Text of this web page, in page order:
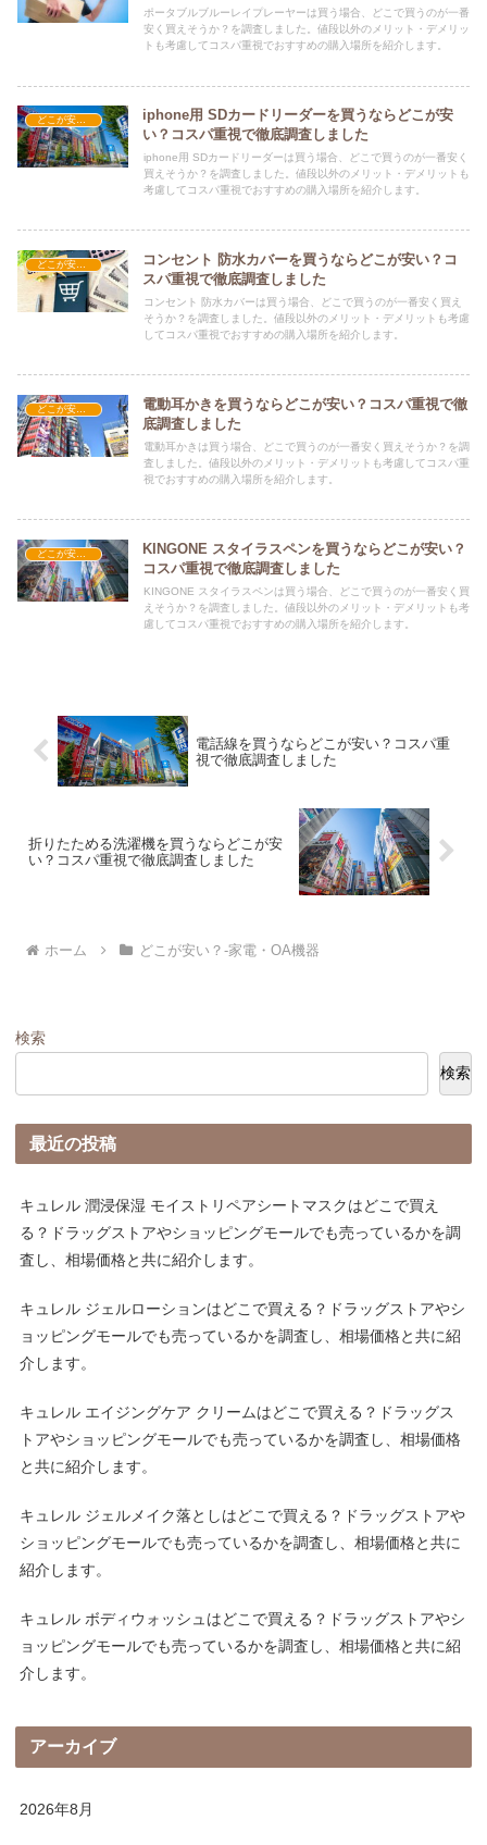
ポータブルブルーレイプレーヤーは買う場合、どこで買うのが一番
安く買えそうか？を調査しました。値段以外のメリット・デメリッ
トも考慮してコスパ重視でおすすめの購入場所を紹介します。
どこが安い？-家電・OA機器
iphone用 SDカードリーダーを買うならどこが安
い？コスパ重視で徹底調査しました
iphone用 SDカードリーダーは買う場合、どこで買うのが一番安く
買えそうか？を調査しました。値段以外のメリット・デメリットも
考慮してコスパ重視でおすすめの購入場所を紹介します。
どこが安い？-家電・OA機器
コンセント 防水カバーを買うならどこが安い？コ
スパ重視で徹底調査しました
コンセント 防水カバーは買う場合、どこで買うのが一番安く買え
そうか？を調査しました。値段以外のメリット・デメリットも考慮
してコスパ重視でおすすめの購入場所を紹介します。
どこが安い？-家電・OA機器
電動耳かきを買うならどこが安い？コスパ重視で徹
底調査しました
電動耳かきは買う場合、どこで買うのが一番安く買えそうか？を調
査しました。値段以外のメリット・デメリットも考慮してコスパ重
視でおすすめの購入場所を紹介します。
どこが安い？-家電・OA機器
KINGONE スタイラスペンを買うならどこが安い？
コスパ重視で徹底調査しました
KINGONE スタイラスペンは買う場合、どこで買うのが一番安く買
えそうか？を調査しました。値段以外のメリット・デメリットも考
慮してコスパ重視でおすすめの購入場所を紹介します。
電話線を買うならどこが安い？コスパ重
視で徹底調査しました
折りたためる洗濯機を買うならどこが安
い？コスパ重視で徹底調査しました
ホーム どこが安い？-家電・OA機器
検索
検索
最近の投稿
キュレル 潤浸保湿 モイストリペアシートマスクはどこで買え
る？ドラッグストアやショッピングモールでも売っているかを調
査し、相場価格と共に紹介します。
キュレル ジェルローションはどこで買える？ドラッグストアやシ
ョッピングモールでも売っているかを調査し、相場価格と共に紹
介します。
キュレル エイジングケア クリームはどこで買える？ドラッグス
トアやショッピングモールでも売っているかを調査し、相場価格
と共に紹介します。
キュレル ジェルメイク落としはどこで買える？ドラッグストアや
ショッピングモールでも売っているかを調査し、相場価格と共に
紹介します。
キュレル ボディウォッシュはどこで買える？ドラッグストアやシ
ョッピングモールでも売っているかを調査し、相場価格と共に紹
介します。
アーカイブ
2026年8月